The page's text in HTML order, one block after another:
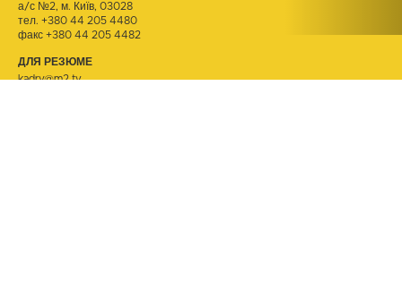
а/с №2, м. Київ, 03028
тел. +380 44 205 4480
факс +380 44 205 4482
ДЛЯ РЕЗЮМЕ
kadry@m2.tv